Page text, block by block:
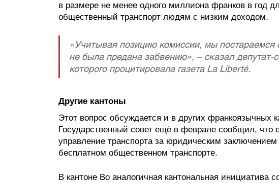
в размере не менее одного миллиона франков в год
общественный транспорт людям с низким доходом.
«Учитывая позицию комиссии, мы постараемся
не была предана забвению», – сказал депутат-
которого процитировала газета La Liberté.
Другие кантоны
Этот вопрос обсуждается и в других франкоязычных
Государственный совет ещё в феврале сообщил, что
управление транспорта за юридическим
бесплатном общественном транспорте.
В кантоне Во аналогичная кантональная инициатива